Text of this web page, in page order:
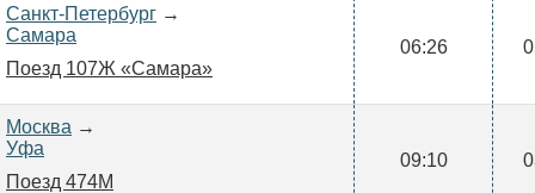
Санкт-Петербург →
Самара
Поезд 107Ж «Самара»
06:26
Москва →
Уфа
Поезд 474М
09:10